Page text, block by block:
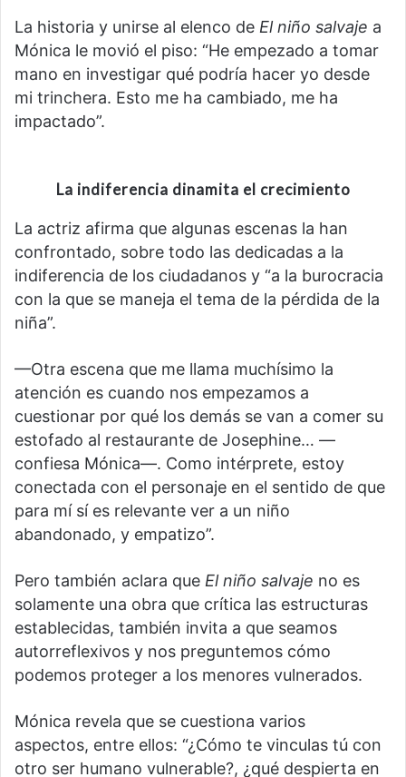
La historia y unirse al elenco de El niño salvaje a
Mónica le movió el piso: “He empezado a tomar
mano en investigar qué podría hacer yo desde
mi trinchera. Esto me ha cambiado, me ha
impactado”.
La indiferencia dinamita el crecimiento
La actriz afirma que algunas escenas la han
confrontado, sobre todo las dedicadas a la
indiferencia de los ciudadanos y “a la burocracia
con la que se maneja el tema de la pérdida de la
niña”.
—Otra escena que me llama muchísimo la
atención es cuando nos empezamos a
cuestionar por qué los demás se van a comer su
estofado al restaurante de Josephine… —
confiesa Mónica—. Como intérprete, estoy
conectada con el personaje en el sentido de que
para mí sí es relevante ver a un niño
abandonado, y empatizo”.
Pero también aclara que El niño salvaje no es
solamente una obra que crítica las estructuras
establecidas, también invita a que seamos
autorreflexivos y nos preguntemos cómo
podemos proteger a los menores vulnerados.
Mónica revela que se cuestiona varios
aspectos, entre ellos: “¿Cómo te vinculas tú con
otro ser humano vulnerable?, ¿qué despierta en